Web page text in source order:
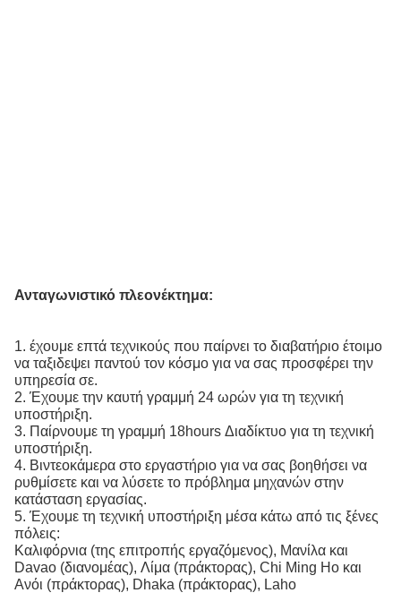
Ανταγωνιστικό πλεονέκτημα:
1. έχουμε επτά τεχνικούς που παίρνει το διαβατήριο έτοιμο
να ταξιδεψει παντού τον κόσμο για να σας προσφέρει την
υπηρεσία σε.
2. Έχουμε την καυτή γραμμή 24 ωρών για τη τεχνική
υποστήριξη.
3. Παίρνουμε τη γραμμή 18hours Διαδίκτυο για τη τεχνική
υποστήριξη.
4. Βιντεοκάμερα στο εργαστήριο για να σας βοηθήσει να
ρυθμίσετε και να λύσετε το πρόβλημα μηχανών στην
κατάσταση εργασίας.
5. Έχουμε τη τεχνική υποστήριξη μέσα κάτω από τις ξένες
πόλεις:
Καλιφόρνια (της επιτροπής εργαζόμενος), Μανίλα και
Davao (διανομέας), Λίμα (πράκτορας), Chi Ming Ho και
Ανόι (πράκτορας), Dhaka (πράκτορας), Laho